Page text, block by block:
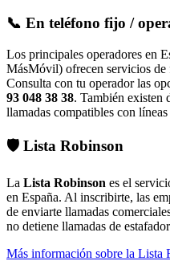
📞 En teléfono fijo /
Los principales operadores en
MásMóvil) ofrecen servicios
Consulta con tu operador las
93 048 38 38. También existen
llamadas compatibles con
🛡️ Lista Robinson
La Lista Robinson es el
en España. Al inscribirte, las
de enviarte llamadas
no detiene llamadas de
Más información sobre la Lista